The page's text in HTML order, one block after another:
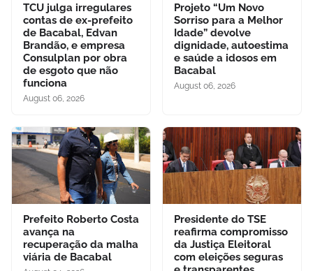
TCU julga irregulares
contas de ex-prefeito
de Bacabal, Edvan
Brandão, e empresa
Consulplan por obra
de esgoto que não
funciona
August 06, 2026
Projeto “Um Novo
Sorriso para a Melhor
Idade” devolve
dignidade, autoestima
e saúde a idosos em
Bacabal
August 06, 2026
Prefeito Roberto Costa
avança na
recuperação da malha
viária de Bacabal
Presidente do TSE
reafirma compromisso
da Justiça Eleitoral
com eleições seguras